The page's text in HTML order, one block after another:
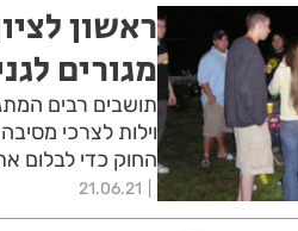
ראשון
מגורים
תושבים רבים
וילות לצרכי
החוק כדי לבלום
21.06.21